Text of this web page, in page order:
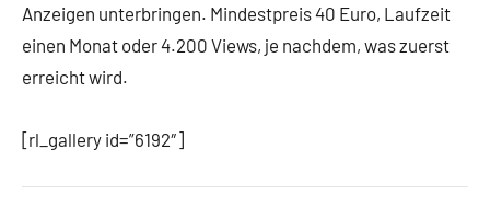
Anzeigen unterbringen. Mindestpreis 40 Euro, Laufzeit
einen Monat oder 4.200 Views, je nachdem, was zuerst
erreicht wird.
[rl_gallery id=”6192″]